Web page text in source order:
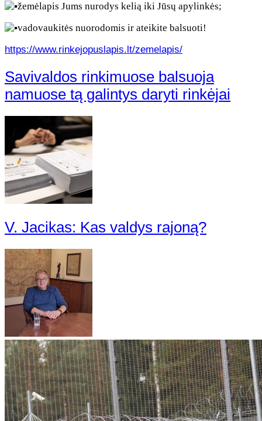
žemėlapis Jums nurodys kelią iki Jūsų apylinkės;
vadovaukitės nuorodomis ir ateikite balsuoti!
https://www.rinkejopuslapis.lt/zemelapis/
Savivaldos rinkimuose balsuoja
namuose tą galintys daryti rinkėjai
V. Jacikas: Kas valdys rajoną?